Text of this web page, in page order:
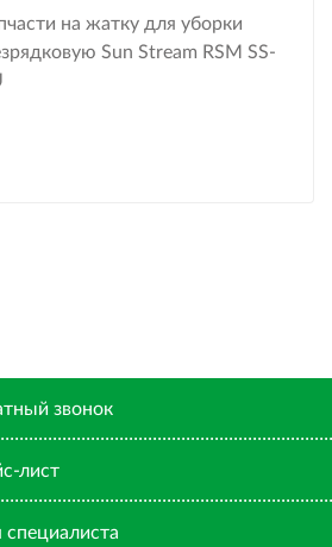
на жатку для уборки
Sun Stream RSM SS-
звонок
лист
специалиста